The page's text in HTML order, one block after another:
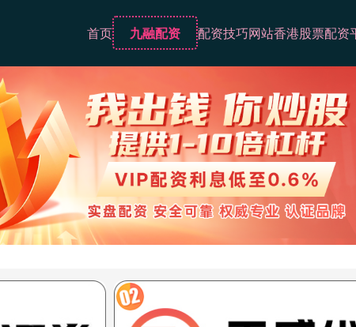
首页 九融配资 配资技巧网站香港股票配资